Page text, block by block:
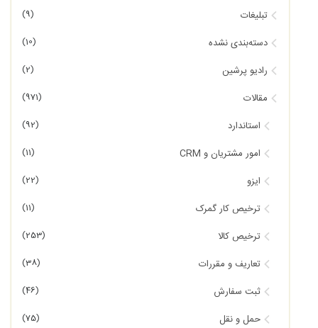
تبلیغات (9)
دسته‌بندی نشده (10)
رادیو پرشین (2)
مقالات (971)
استاندارد (92)
امور مشتریان و CRM (11)
ایزو (22)
ترخیص کار گمرک (11)
ترخیص کالا (253)
تعاریف و مقررات (38)
ثبت سفارش (46)
حمل و نقل (75)